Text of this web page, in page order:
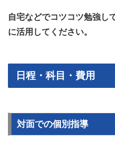
自宅などでコツコツ勉強し
に活用してください。
日程・科目・費用
対面での個別指導